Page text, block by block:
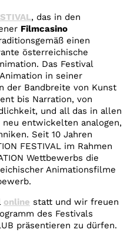
, das in den
Filmcasino
einen
österreichische
Das Festival
in seiner
der Bandbreite von Kunst
bis Narration, von
und all das in allen
entwickelten analogen,
Seit 10 Jahren
FESTIVAL im Rahmen
Wettbewerbs die
Animationsfilme
online statt und wir freuen
des Festivals
präsentieren zu dürfen.